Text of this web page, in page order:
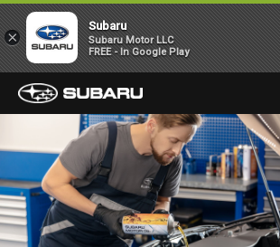
×
Subaru
Subaru Motor LLC
FREE - In Google Play